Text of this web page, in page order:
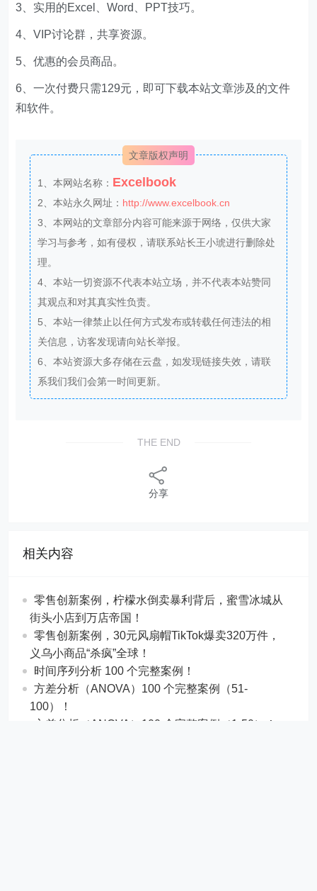
3、实用的Excel、Word、PPT技巧。
4、VIP讨论群，共享资源。
5、优惠的会员商品。
6、一次付费只需129元，即可下载本站文章涉及的文件
和软件。
文章版权声明
1、本网站名称： Excelbook
2、本站永久网址： http://www.excelbook.cn
3、本网站的文章部分内容可能来源于网络，仅供大家
学习与参考，如有侵权，请联系站长王小琥进行删除处
理。
4、本站一切资源不代表本站立场，并不代表本站赞同
其观点和对其真实性负责。
5、本站一律禁止以任何方式发布或转载任何违法的相
关信息，访客发现请向站长举报。
6、本站资源大多存储在云盘，如发现链接失效，请联
系我们我们会第一时间更新。
THE END
分享
相关内容
零售创新案例，柠檬水倒卖暴利背后，蜜雪冰城从
街头小店到万店帝国！
​​零售创新案例，30元风扇帽TikTok爆卖320万件，
义乌小商品“杀疯”全球！
时间序列分析 100 个完整案例！
方差分析（ANOVA）100 个完整案例（51-
100）！
方差分析（ANOVA）100 个完整案例（1-50）！